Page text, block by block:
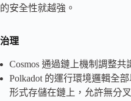
的安全性就越強。
治理
Cosmos 通過鏈上機制調整共
Polkadot 的運行環境邏輯全
形式存儲在鏈上，允許無分